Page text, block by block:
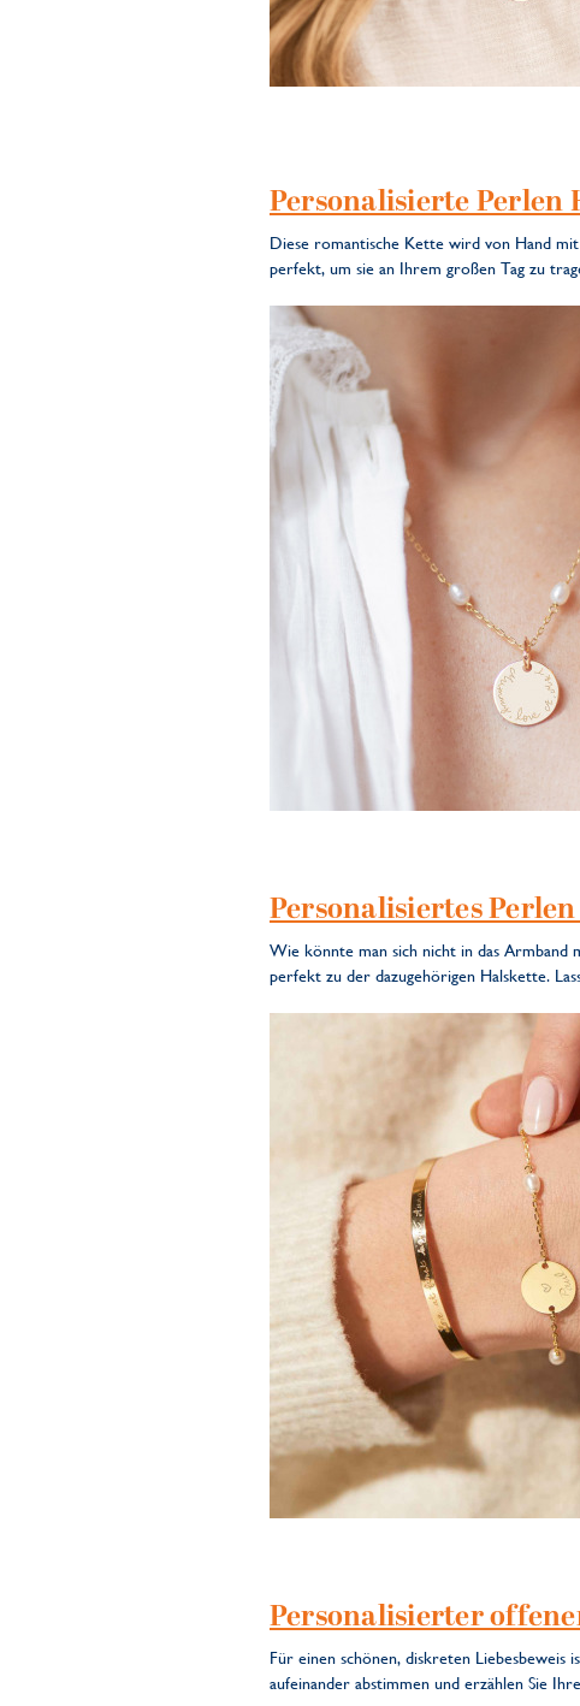
Personalisierte Perlen
Diese romantische Kette wird von Hand
perfekt, um sie an Ihrem großen Tag zu
Personalisiertes
Wie könnte man sich nicht in das Armband
perfekt zu der dazugehörigen Halskette.
Personalisierter
Für einen schönen, diskreten
aufeinander abstimmen und erzählen Sie